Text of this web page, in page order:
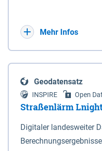
(DTK) im Maßstab 1 :
verkleinerte Amtliche
projizierte Koordinaten
Terrestrischen
der Universalen
bezogen auf die Zone
(Anlage 4); Gleiches
Mehr Infos
Geodatensatz
INSPIRE Open
Straßenlärm
Digitaler landesweiter